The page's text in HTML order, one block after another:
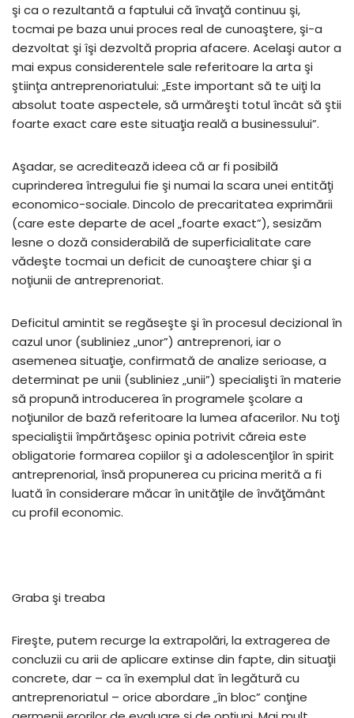
şi ca o rezultantă a faptului că învaţă continuu şi,
tocmai pe baza unui proces real de cunoaştere, şi-a
dezvoltat şi îşi dezvoltă propria afacere. Acelaşi autor a
mai expus considerentele sale referitoare la arta şi
ştiinţa antreprenoriatului: „Este important să te uiţi la
absolut toate aspectele, să urmăreşti totul încât să ştii
foarte exact care este situaţia reală a businessului”.
Aşadar, se acreditează ideea că ar fi posibilă
cuprinderea întregului fie şi numai la scara unei entităţi
economico-sociale. Dincolo de precaritatea exprimării
(care este departe de acel „foarte exact”), sesizăm
lesne o doză considerabilă de superficialitate care
vădeşte tocmai un deficit de cunoaştere chiar şi a
noţiunii de antreprenoriat.
Deficitul amintit se regăseşte şi în procesul decizional în
cazul unor (subliniez „unor”) antreprenori, iar o
asemenea situaţie, confirmată de analize serioase, a
determinat pe unii (subliniez „unii”) specialişti în materie
să propună introducerea în programele şcolare a
noţiunilor de bază referitoare la lumea afacerilor. Nu toţi
specialiştii împărtăşesc opinia potrivit căreia este
obligatorie formarea copiilor şi a adolescenţilor în spirit
antreprenorial, însă propunerea cu pricina merită a fi
luată în considerare măcar în unităţile de învăţământ
cu profil economic.
Graba şi treaba
Fireşte, putem recurge la extrapolări, la extragerea de
concluzii cu arii de aplicare extinse din fapte, din situaţii
concrete, dar – ca în exemplul dat în legătură cu
antreprenoriatul – orice abordare „în bloc” conţine